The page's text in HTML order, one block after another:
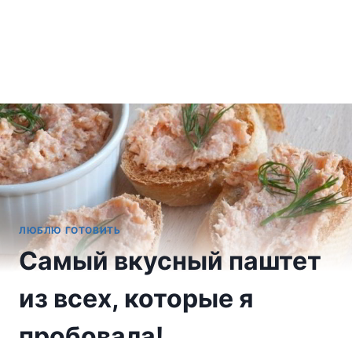
ЛЮБЛЮ ГОТОВИТЬ
Самый вкусный паштет
из всех, которые я